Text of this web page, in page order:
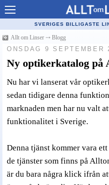
Allt om Linser
Billiga kontaktlinser
Populära linser
Kontaktlinstyper
Linsvätska
Optiker
Synfel
SVERIGES BILLIGASTE
Allt om Linser ⤏ Blogg
ONSDAG 9 SEPTEMBER
Ny optikerkatalog på
Nu har vi lanserat vår
sedan tidigare denna
marknaden men har nu valt
funktionalitet i Sverige.
Denna tjänst kommer vara
de tjänster som finns på
är du bara några klick ifrån